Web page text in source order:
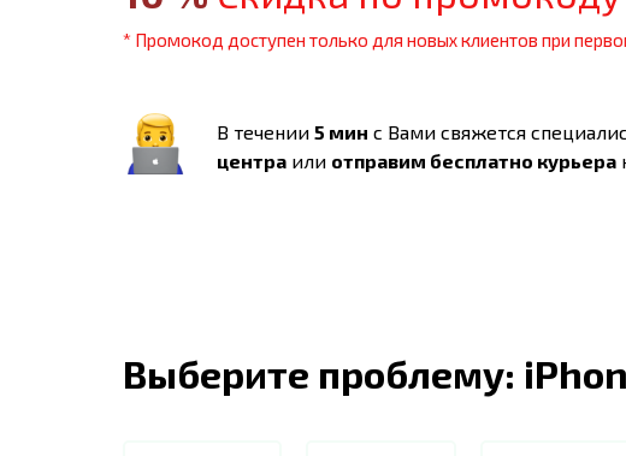
* Промокод доступен только для новых клиентов при
В течении 5 мин с Вами свяжется
центра или отправим бесплатно курьера
Выберите проблему: